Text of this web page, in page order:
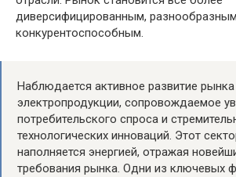
диверсифицированным,
конкурентоспособным.
Наблюдается активное развитие рынка
электропродукции, сопровождаемое
потребительского спроса и
технологических инноваций. Этот
наполняется энергией, отражая
требования рынка. Одни из ключевых